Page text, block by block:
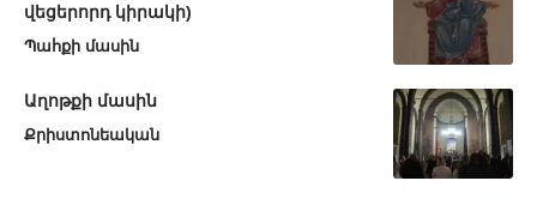
վեցերորդ կիրակի)
Պահքի մասին
Աղոթքի մասին
Քրիստոնեական